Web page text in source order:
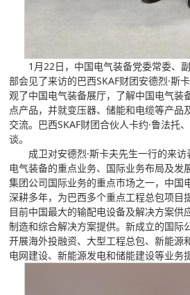
1月22日，中国电气装备党委常委、
部会见了来访的巴西SKAF财团安德烈·斯
观了中国电气装备展厅，了解中国电气装
点产品，并就变压器、储能和电缆等产品
交流。巴西SKAF财团合伙人卡约·鲁法托
谈。
成卫对安德烈·斯卡夫先生一行的来
电气装备的重点业务、国际业务布局及发
集团公司国际业务的重点市场之一，中国
深耕多年，为巴西多个重点工程总包项目
目前中国最大的输配电设备及解决方案供
制造和综合解决方案提供。新成立的国际
开展海外投融资、大型工程总包、新能源
电网建设、新能源发电和储能建设等业务